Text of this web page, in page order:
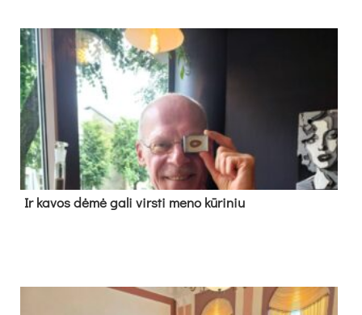
Ir ka­vos dė­mė ga­li virs­ti me­no kū­ri­niu